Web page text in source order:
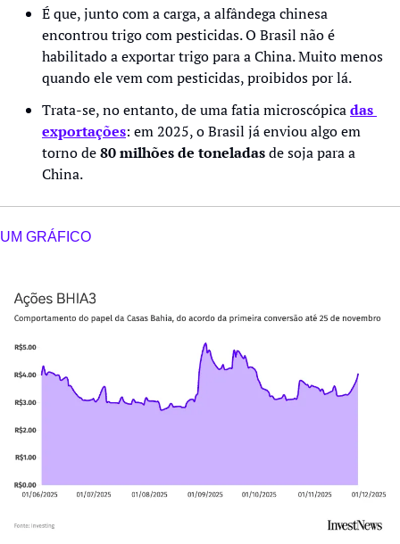
É que, junto com a carga, a alfândega chinesa
encontrou trigo com pesticidas. O Brasil não é
habilitado a exportar trigo para a China. Muito menos
quando ele vem com pesticidas, proibidos por lá.
Trata-se, no entanto, de uma fatia microscópica das
exportações: em 2025, o Brasil já enviou algo em
torno de 80 milhões de toneladas de soja para a
China.
UM GRÁFICO